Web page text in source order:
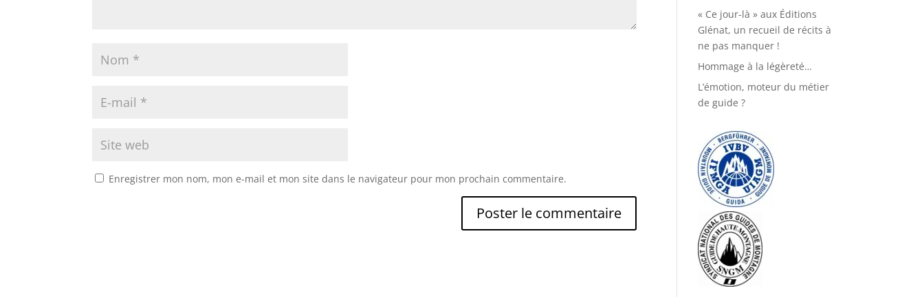
Enregistrer mon nom, mon e-mail et mon site dans le navigateur pour mon prochain commentaire.
« Ce jour-là » aux Éditions
Glénat, un recueil de récits à
ne pas manquer !
Hommage à la légèreté…
L’émotion, moteur du métier
de guide ?